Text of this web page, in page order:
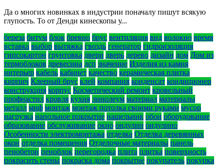
Да о многих новинках в индустрии поначалу пишут всякую
глупость. То от Денди кинескопы у...
береза битум блок бревно брус вентиляция вид волокно время
вставка выбор вытяжка гвоздь генератор гидроизоляция
гипсокартон грунтовка двери дверь дерево дизайн дом Дом из
термоблоков древесина дсп значение Изделия из камня
интерьер кабель кабинет качество керамическая плитка
кирпич Клееный брус клей компания конденсат кондиционер
конструкция корпус Косметический ремонт кровельный
профнастил кровля кухня линолеум материал материалы
металл миф монтаж монтаж потолка своими руками мусор
нагрузка напольное покрытие нащельник обои оборудование
образование обслуживание окно ондулин ондулино
Особенности электромонтажа отделка Отделка деревянных
окон отделка помещения Отделочные материалы панель
пенобетон пеноблок перегородка плита плитка поверхность
покрасить стены покраска дома покрытие покупатель покупка